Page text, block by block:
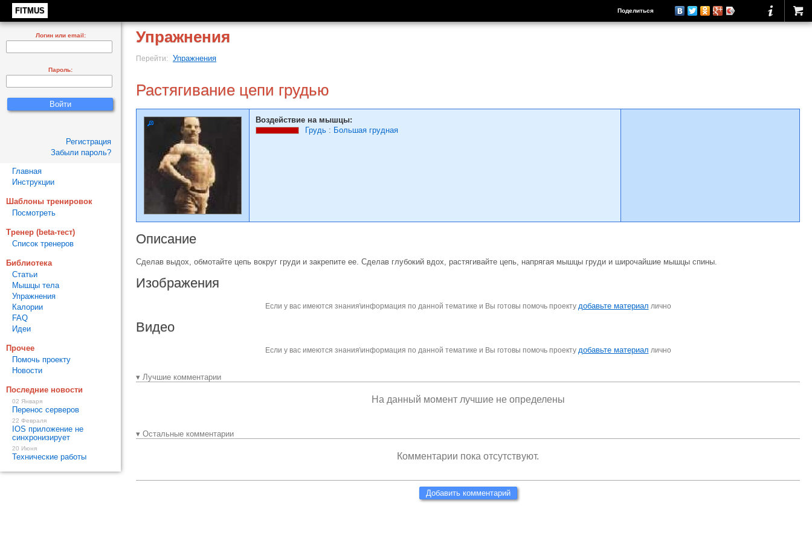
FITMUS Поделиться
Упражнения
Перейти: Упражнения
Растягивание цепи гру­дью
Воздействие на мышцы:
Грудь : Большая грудная
Описание
Сделав выдох, обмотайте цепь вокруг груди и закрепите ее. Сделав глубокий вдох, растягивайте цепь, напрягая мышцы груди и широчайшие мышцы спины.
Изображения
Если у вас имеются знания\информация по данной тематике и Вы готовы помочь проекту добавьте материал лично
Видео
Если у вас имеются знания\информация по данной тематике и Вы готовы помочь проекту добавьте материал лично
▾ Лучшие комментарии
На данный момент лучшие не определены
▾ Остальные комментарии
Комментарии пока отсутствуют.
Добавить комментарий
Логин или email:
Пароль:
Регистрация
Забыли пароль?
Главная
Инструкции
Шаблоны тренировок
Посмотреть
Тренер (beta-тест)
Список тренеров
Библиотека
Статьи
Мышцы тела
Упражнения
Калории
FAQ
Идеи
Прочее
Помочь проекту
Новости
Последние новости
02 Января
Перенос серверов
22 Февраля
IOS приложение не
синхронизирует
20 Июня
Технические работы